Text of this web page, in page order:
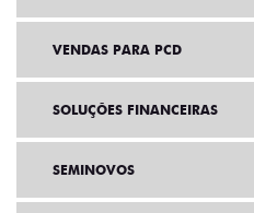
VENDAS PARA PCD
SOLUÇÕES FINANCEIRAS
SEMINOVOS